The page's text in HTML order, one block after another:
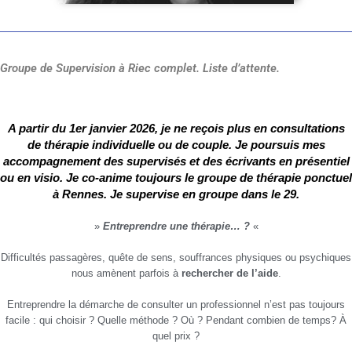
Groupe de Supervision à Riec complet. Liste d’attente.
A partir du 1er janvier 2026, je ne reçois plus en consultations
de thérapie individuelle ou de couple. Je poursuis mes
accompagnement des supervisés et des écrivants en présentiel
ou en visio. Je co-anime toujours le groupe de thérapie ponctuel
à Rennes. Je supervise en groupe dans le 29.
» Entreprendre une thérapie… ? «
Difficultés passagères, quête de sens, souffrances physiques ou psychiques
nous amènent parfois à rechercher de l’aide.
Entreprendre la démarche de consulter un professionnel n’est pas toujours
facile : qui choisir ? Quelle méthode ? Où ? Pendant combien de temps? À
quel prix ?